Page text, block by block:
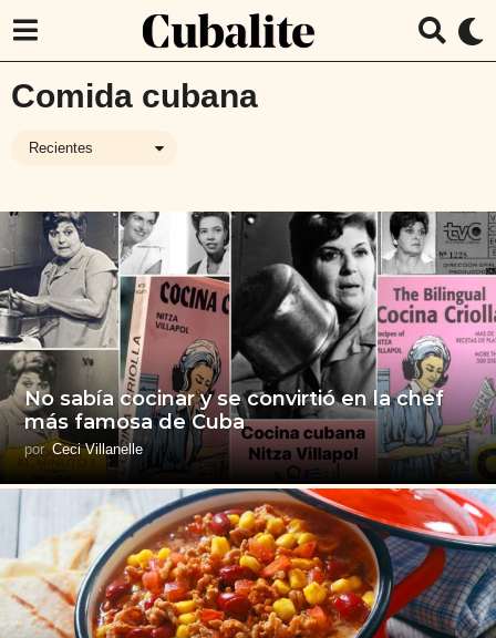
Comida cubana
Recientes
No sabía cocinar y se convirtió en la chef
más famosa de Cuba
por Ceci Villanelle